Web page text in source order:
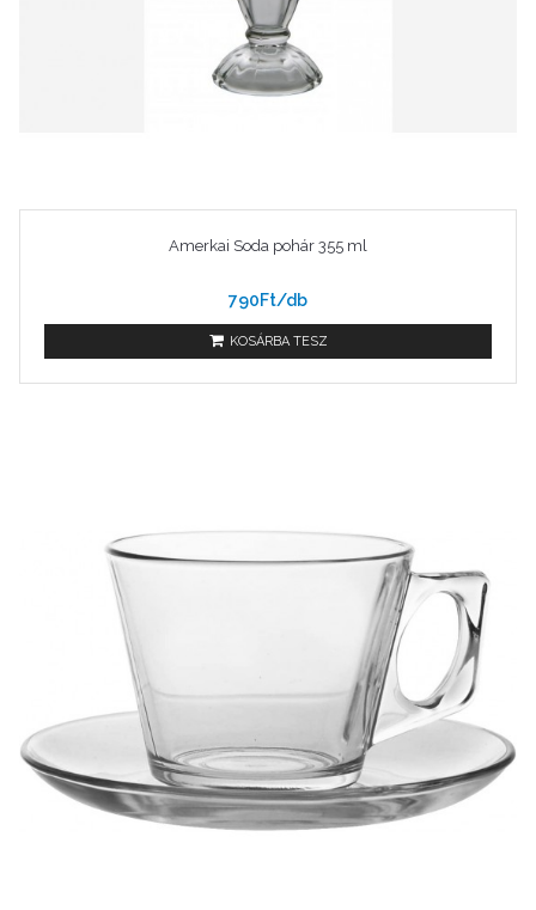
Amerkai Soda pohár 355 ml
790Ft/db
KOSÁRBA TESZ